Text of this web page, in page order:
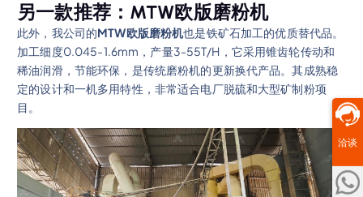
另一款推荐：MTW欧版磨粉机
此外，我公司的MTW欧版磨粉机也是铁矿石加工的优质替代品。
加工细度0.045-1.6mm，产量3-55T/H，它采用锥齿轮传动和
稀油润滑，节能环保，是传统磨粉机的更新换代产品。其成熟稳
定的设计和一机多用特性，非常适合电厂脱硫和大型矿制粉项
目。
洽谈